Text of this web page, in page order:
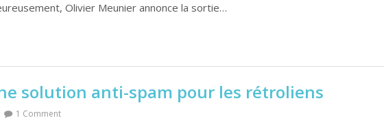
Olivier Meunier annonce la sortie…
solution anti-spam pour les rétroliens
1 Comment